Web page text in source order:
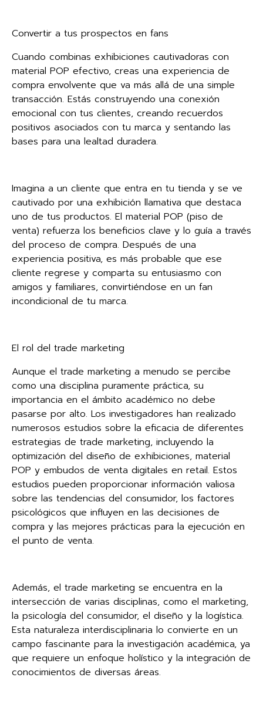
Convertir a tus prospectos en fans
Cuando combinas exhibiciones cautivadoras con
material POP efectivo, creas una experiencia de
compra envolvente que va más allá de una simple
transacción. Estás construyendo una conexión
emocional con tus clientes, creando recuerdos
positivos asociados con tu marca y sentando las
bases para una lealtad duradera.
Imagina a un cliente que entra en tu tienda y se ve
cautivado por una exhibición llamativa que destaca
uno de tus productos. El material POP (piso de
venta) refuerza los beneficios clave y lo guía a través
del proceso de compra. Después de una
experiencia positiva, es más probable que ese
cliente regrese y comparta su entusiasmo con
amigos y familiares, convirtiéndose en un fan
incondicional de tu marca.
El rol del trade marketing
Aunque el trade marketing a menudo se percibe
como una disciplina puramente práctica, su
importancia en el ámbito académico no debe
pasarse por alto. Los investigadores han realizado
numerosos estudios sobre la eficacia de diferentes
estrategias de trade marketing, incluyendo la
optimización del diseño de exhibiciones, material
POP y embudos de venta digitales en retail. Estos
estudios pueden proporcionar información valiosa
sobre las tendencias del consumidor, los factores
psicológicos que influyen en las decisiones de
compra y las mejores prácticas para la ejecución en
el punto de venta.
Además, el trade marketing se encuentra en la
intersección de varias disciplinas, como el marketing,
la psicología del consumidor, el diseño y la logística.
Esta naturaleza interdisciplinaria lo convierte en un
campo fascinante para la investigación académica, ya
que requiere un enfoque holístico y la integración de
conocimientos de diversas áreas.